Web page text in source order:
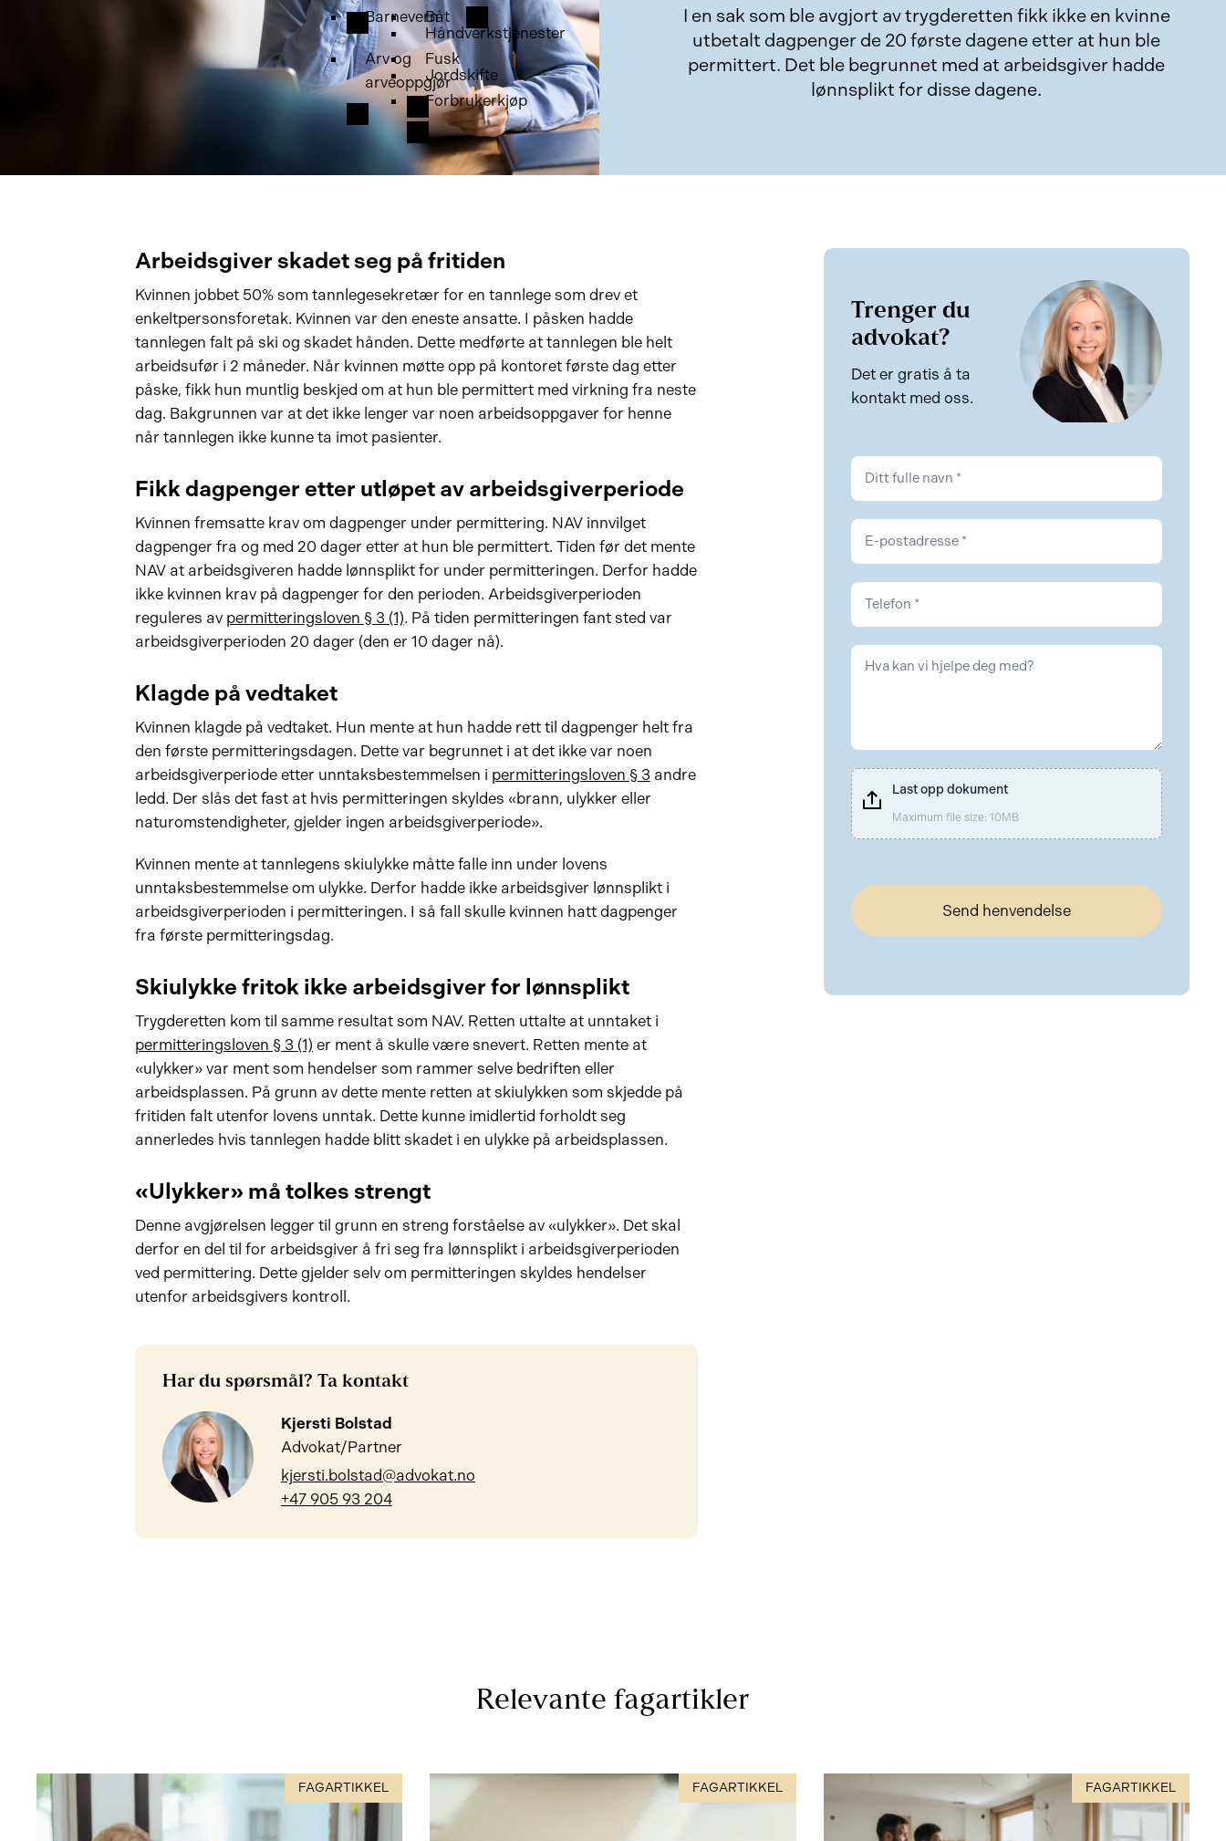
Håndverkstjenester
Jordskifte
Barnevern
Arv og
arveoppgjør
Båt
Fusk
Forbrukerkjøp
I en sak som ble avgjort av trygderetten fikk ikke en kvinne
utbetalt dagpenger de 20 første dagene etter at hun ble
permittert. Det ble begrunnet med at arbeidsgiver hadde
lønnsplikt for disse dagene.
Arbeidsgiver skadet seg på fritiden
Kvinnen jobbet 50% som tannlegesekretær for en tannlege som drev et
enkeltpersonsforetak. Kvinnen var den eneste ansatte. I påsken hadde
tannlegen falt på ski og skadet hånden. Dette medførte at tannlegen ble helt
arbeidsufør i 2 måneder. Når kvinnen møtte opp på kontoret første dag etter
påske, fikk hun muntlig beskjed om at hun ble permittert med virkning fra neste
dag. Bakgrunnen var at det ikke lenger var noen arbeidsoppgaver for henne
når tannlegen ikke kunne ta imot pasienter.
Fikk dagpenger etter utløpet av arbeidsgiverperiode
Kvinnen fremsatte krav om dagpenger under permittering. NAV innvilget
dagpenger fra og med 20 dager etter at hun ble permittert. Tiden før det mente
NAV at arbeidsgiveren hadde lønnsplikt for under permitteringen. Derfor hadde
ikke kvinnen krav på dagpenger for den perioden. Arbeidsgiverperioden
reguleres av permitteringsloven § 3 (1). På tiden permitteringen fant sted var
arbeidsgiverperioden 20 dager (den er 10 dager nå).
Klagde på vedtaket
Kvinnen klagde på vedtaket. Hun mente at hun hadde rett til dagpenger helt fra
den første permitteringsdagen. Dette var begrunnet i at det ikke var noen
arbeidsgiverperiode etter unntaksbestemmelsen i permitteringsloven § 3 andre
ledd. Der slås det fast at hvis permitteringen skyldes «brann, ulykker eller
naturomstendigheter, gjelder ingen arbeidsgiverperiode».
Kvinnen mente at tannlegens skiulykke måtte falle inn under lovens
unntaksbestemmelse om ulykke. Derfor hadde ikke arbeidsgiver lønnsplikt i
arbeidsgiverperioden i permitteringen. I så fall skulle kvinnen hatt dagpenger
fra første permitteringsdag.
Skiulykke fritok ikke arbeidsgiver for lønnsplikt
Trygderetten kom til samme resultat som NAV. Retten uttalte at unntaket i
permitteringsloven § 3 (1) er ment å skulle være snevert. Retten mente at
«ulykker» var ment som hendelser som rammer selve bedriften eller
arbeidsplassen. På grunn av dette mente retten at skiulykken som skjedde på
fritiden falt utenfor lovens unntak. Dette kunne imidlertid forholdt seg
annerledes hvis tannlegen hadde blitt skadet i en ulykke på arbeidsplassen.
«Ulykker» må tolkes strengt
Denne avgjørelsen legger til grunn en streng forståelse av «ulykker». Det skal
derfor en del til for arbeidsgiver å fri seg fra lønnsplikt i arbeidsgiverperioden
ved permittering. Dette gjelder selv om permitteringen skyldes hendelser
utenfor arbeidsgivers kontroll.
Har du spørsmål? Ta kontakt
Kjersti Bolstad
Advokat/Partner
kjersti.bolstad@advokat.no
+47 905 93 204
Trenger du
advokat?
Det er gratis å ta
kontakt med oss.
Kontakt
Last opp dokument
Maximum file size: 10MB
Send henvendelse
Relevante fagartikler
FAGARTIKKEL FAGARTIKKEL FAGARTIKKEL